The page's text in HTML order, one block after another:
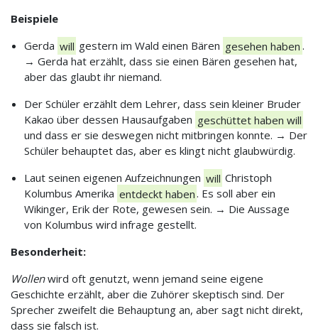
Beispiele
Gerda will gestern im Wald einen Bären gesehen haben .
→ Gerda hat erzählt, dass sie einen Bären gesehen hat,
aber das glaubt ihr niemand.
Der Schüler erzählt dem Lehrer, dass sein kleiner Bruder
Kakao über dessen Hausaufgaben geschüttet haben will
und dass er sie deswegen nicht mitbringen konnte. → Der
Schüler behauptet das, aber es klingt nicht glaubwürdig.
Laut seinen eigenen Aufzeichnungen will Christoph
Kolumbus Amerika entdeckt haben. Es soll aber ein
Wikinger, Erik der Rote, gewesen sein. → Die Aussage
von Kolumbus wird infrage gestellt.
Besonderheit:
Wollenwird oft genutzt, wenn jemand seine eigene
Geschichte erzählt, aber die Zuhörer skeptisch sind. Der
Sprecher zweifelt die Behauptung an, aber sagt nicht direkt,
dass sie falsch ist.